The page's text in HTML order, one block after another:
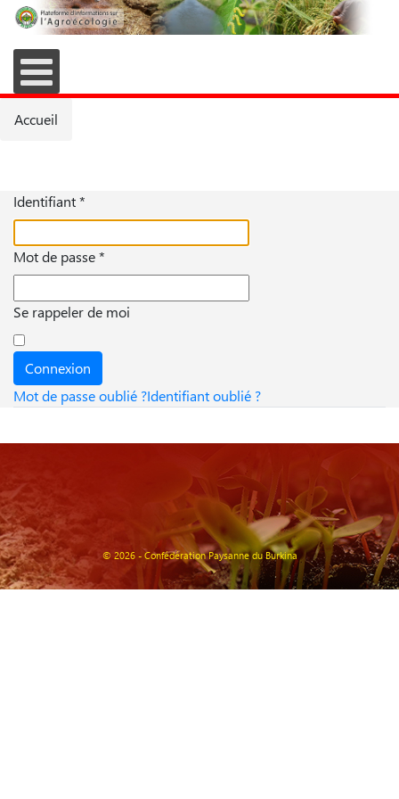
Accueil
Identifiant*
Mot de passe*
Se rappeler de moi
Connexion
Mot de passe oublié ?Identifiant oublié ?
© 2026 - Confédération Paysanne du Burkina